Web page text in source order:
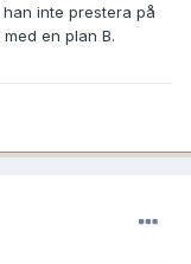
inte prestera på
en plan B.